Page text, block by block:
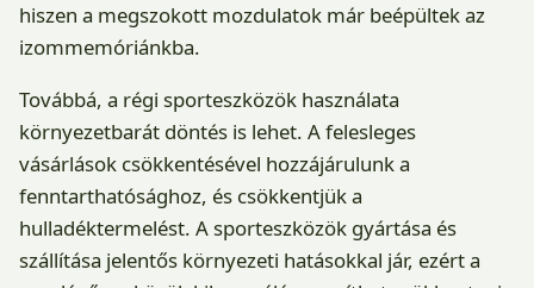
hiszen a megszokott mozdulatok már beépültek az
izommemóriánkba.
Továbbá, a régi sporteszközök használata
környezetbarát döntés is lehet. A felesleges
vásárlások csökkentésével hozzájárulunk a
fenntarthatósághoz, és csökkentjük a
hulladéktermelést. A sporteszközök gyártása és
szállítása jelentős környezeti hatásokkal jár, ezért a